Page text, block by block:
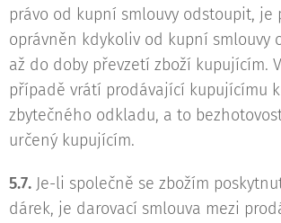
právo od kupní smlouvy odstoupit, je
oprávněn kdykoliv od kupní smlouvy
až do doby převzetí zboží kupujícím.
případě vrátí prodávající kupujícímu
zbytečného odkladu, a to
určený kupujícím.
5.7. Je-li společně se zbožím
dárek, je darovací smlouva mezi